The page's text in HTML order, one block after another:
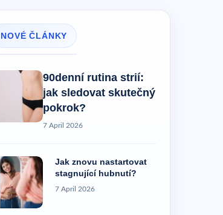
NOVÉ ČLÁNKY
90denní rutina strií:
jak sledovat skutečný
pokrok?
7 April 2026
Jak znovu nastartovat
stagnující hubnutí?
7 April 2026